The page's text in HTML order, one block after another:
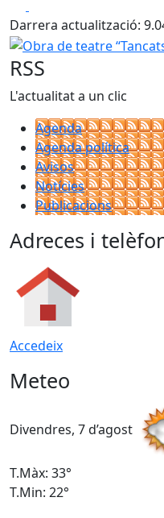
+
−
Darrera actualització:
Obra de teatre
RSS
L'actualitat a un clic
Agenda
Agenda política
Avisos
Notícies
Publicacions
Adreces i
Accedeix
Meteo
Divendres, 7 d’agost
T.Màx: 33°
T.Min: 22°